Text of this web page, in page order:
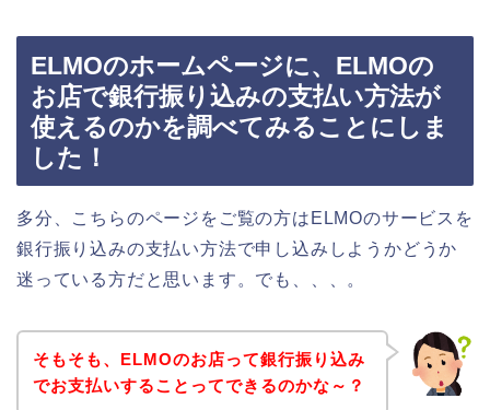
ELMOのホームページに、ELMOの
お店で銀行振り込みの支払い方法が
使えるのかを調べてみることにしま
した！
多分、こちらのページをご覧の方はELMOのサービスを
銀行振り込みの支払い方法で申し込みしようかどうか
迷っている方だと思います。でも、、、。
そもそも、ELMOのお店って銀行振り込み
でお支払いすることってできるのかな～？